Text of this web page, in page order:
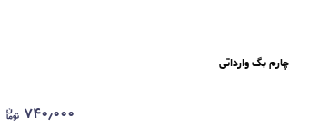
چارم بگ ‌وارداتی
۷۴۰٫۰۰۰